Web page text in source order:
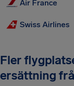
Air France
Swiss Airlines
Fler
ersättning